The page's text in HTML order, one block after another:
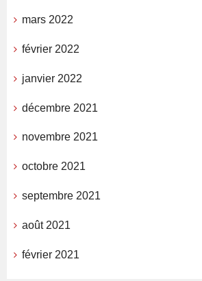
mars 2022
février 2022
janvier 2022
décembre 2021
novembre 2021
octobre 2021
septembre 2021
août 2021
février 2021